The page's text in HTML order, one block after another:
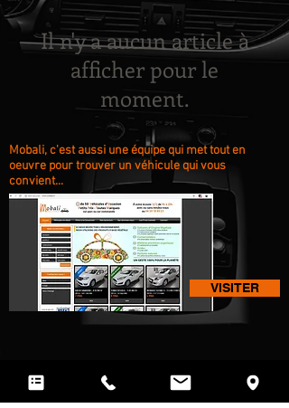
Il n'y a aucun article à
afficher pour le
moment.
Mobali, c'est aussi une équipe qui met tout en
oeuvre pour trouver un véhicule qui vous
convient...
VISITER